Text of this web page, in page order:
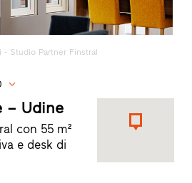
- Studio Partner Finstral
– Udine
con 55 m²
e desk di